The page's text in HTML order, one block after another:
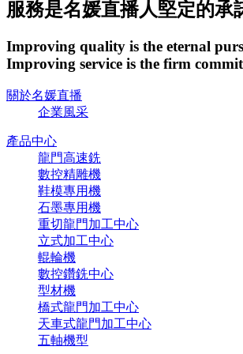
服務是名媛直播人堅定的承
Improving quality is the eternal
Improving service is the firm
關於名媛直播
企業風采
產品中心
龍門高速銑
數控精雕機
鞋模專用機
石墨專用機
重切龍門加工中心
立式加工中心
輥輪機
數控鑽銑中心
型材機
橋式龍門加工中心
天車式龍門加工中心
五軸機型